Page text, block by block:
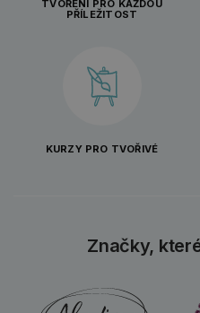
TVOŘENÍ PRO KAŽDOU
PŘÍLEŽITOST
KURZY PRO TVOŘIVÉ
Značky,